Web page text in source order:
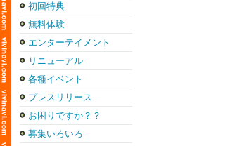
初回特典
無料体験
エンターテイメント
リニューアル
各種イベント
プレスリリース
お困りですか？？
募集いろいろ